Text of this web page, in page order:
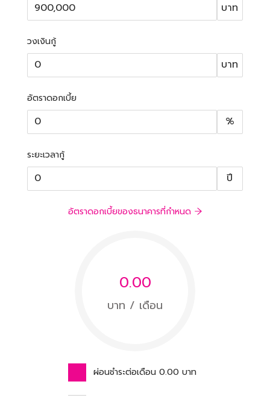
บาท
วงเงินกู้
บาท
อัตราดอกเบี้ย
%
ระยะเวลากู้
ปี
อัตราดอกเบี้ยของธนาคารที่กำหนด
0.00
บาท / เดือน
ผ่อนชำระต่อเดือน 0.00 บาท